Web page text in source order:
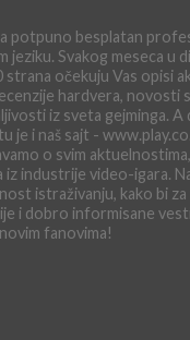
potpuno besplatan
jeziku. Svakog meseca u
očekuju Vas opisi
hardvera, novosti
iz sveta gejminga. A
je i naš sajt -
o svim aktuelnostima,
iz industrije video-igara.
istraživanju, kako bi za
i dobro informisane
fanovima!